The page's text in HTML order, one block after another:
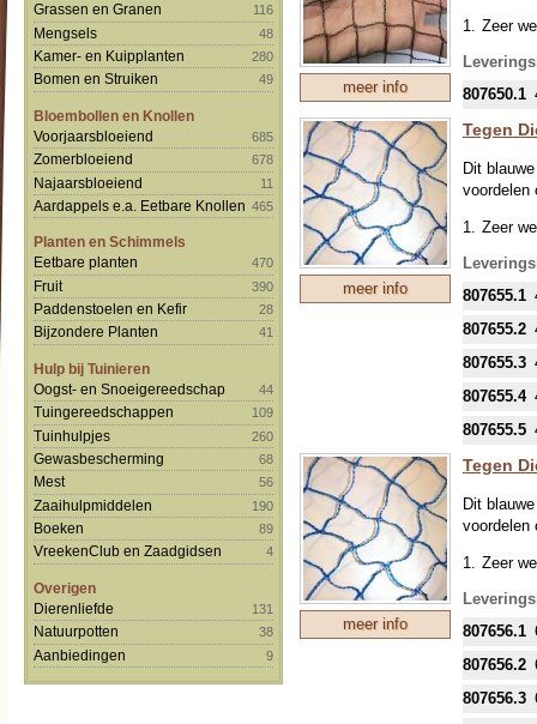
Grassen en Granen 116
Mengsels 48
Kamer- en Kuipplanten 280
Bomen en Struiken 49
Bloembollen en Knollen
Voorjaarsbloeiend
685
Zomerbloeiend 678
Najaarsbloeiend 11
Aardappels e.a. Eetbare Knollen 465
Planten en Schimmels
Eetbare planten
470
Fruit 390
Paddenstoelen en Kefir 28
Bijzondere Planten 41
Hulp bij Tuinieren
Oogst- en Snoeigereedschap
44
Tuingereedschappen 109
Tuinhulpjes 260
Gewasbescherming 68
Mest 56
Zaaihulpmiddelen 190
Boeken 89
VreekenClub en Zaadgidsen 4
Overigen
Dierenliefde
131
Natuurpotten 38
Aanbiedingen 9
meer info
Zeer
Het net
Licht
Op
807650.1
meer info
Tegen
Dit
voordelen
Zeer
raken.
Het net
Licht
HET IS
EEN
807655.1
807655.2
807655.3
807655.4
807655.5
meer info
Tegen
Dit
voordelen
Zeer
raken.
Het net
Licht
807656.1
807656.2
807656.3